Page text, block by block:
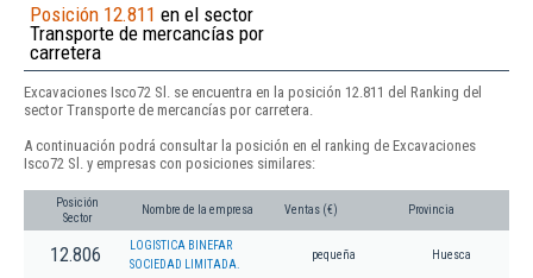
Posición 12.811 en el sector
Transporte de mercancías por
carretera
Excavaciones Isco72 Sl. se encuentra en la posición 12.811 del Ranking del
sector Transporte de mercancías por carretera.
A continuación podrá consultar la posición en el ranking de Excavaciones
Isco72 Sl. y empresas con posiciones similares:
Posición
Sector
Nombre de la empresa Ventas (€) Provincia
12.806
LOGISTICA BINEFAR
SOCIEDAD LIMITADA.
pequeña Huesca